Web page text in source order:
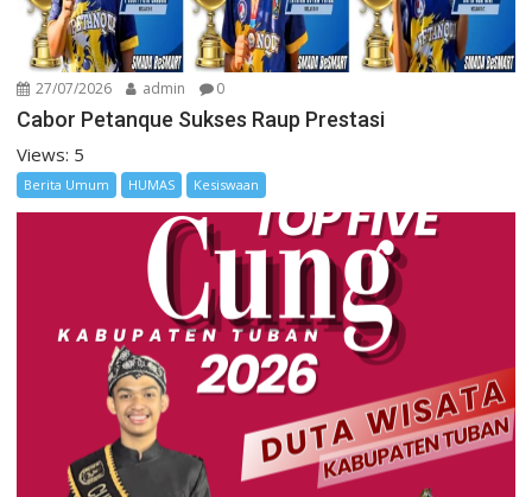
27/07/2026 admin 0
Cabor Petanque Sukses Raup Prestasi
Views: 5
Berita Umum HUMAS Kesiswaan